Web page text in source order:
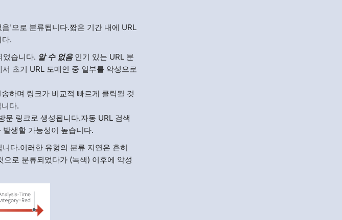
'으로 분류됩니다.짧은 기간 내에 URL
.
었습니다. 알 수 없음인기 있는 URL 분
초기 URL 도메인 중 일부를 악성으로
하며 링크가 비교적 빠르게 클릭될 것
다.
문 링크로 생성됩니다.자동 URL 검색
생할 가능성이 높습니다.
다.이러한 유형의 분류 지연은 흔히
로 분류되었다가 (녹색) 이후에 악성